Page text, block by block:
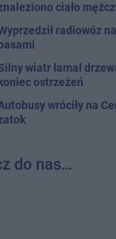
ciało
radiowóz
wiatr łamał
koniec ostrzeżeń
wróciły na
do nas…